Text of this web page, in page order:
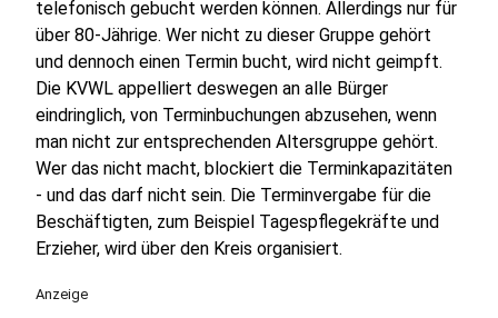
telefonisch gebucht werden können. Allerdings nur für
über 80-Jährige. Wer nicht zu dieser Gruppe gehört
und dennoch einen Termin bucht, wird nicht geimpft.
Die KVWL appelliert deswegen an alle Bürger
eindringlich, von Terminbuchungen abzusehen, wenn
man nicht zur entsprechenden Altersgruppe gehört.
Wer das nicht macht, blockiert die Terminkapazitäten
- und das darf nicht sein. Die Terminvergabe für die
Beschäftigten, zum Beispiel Tagespflegekräfte und
Erzieher, wird über den Kreis organisiert.
Anzeige